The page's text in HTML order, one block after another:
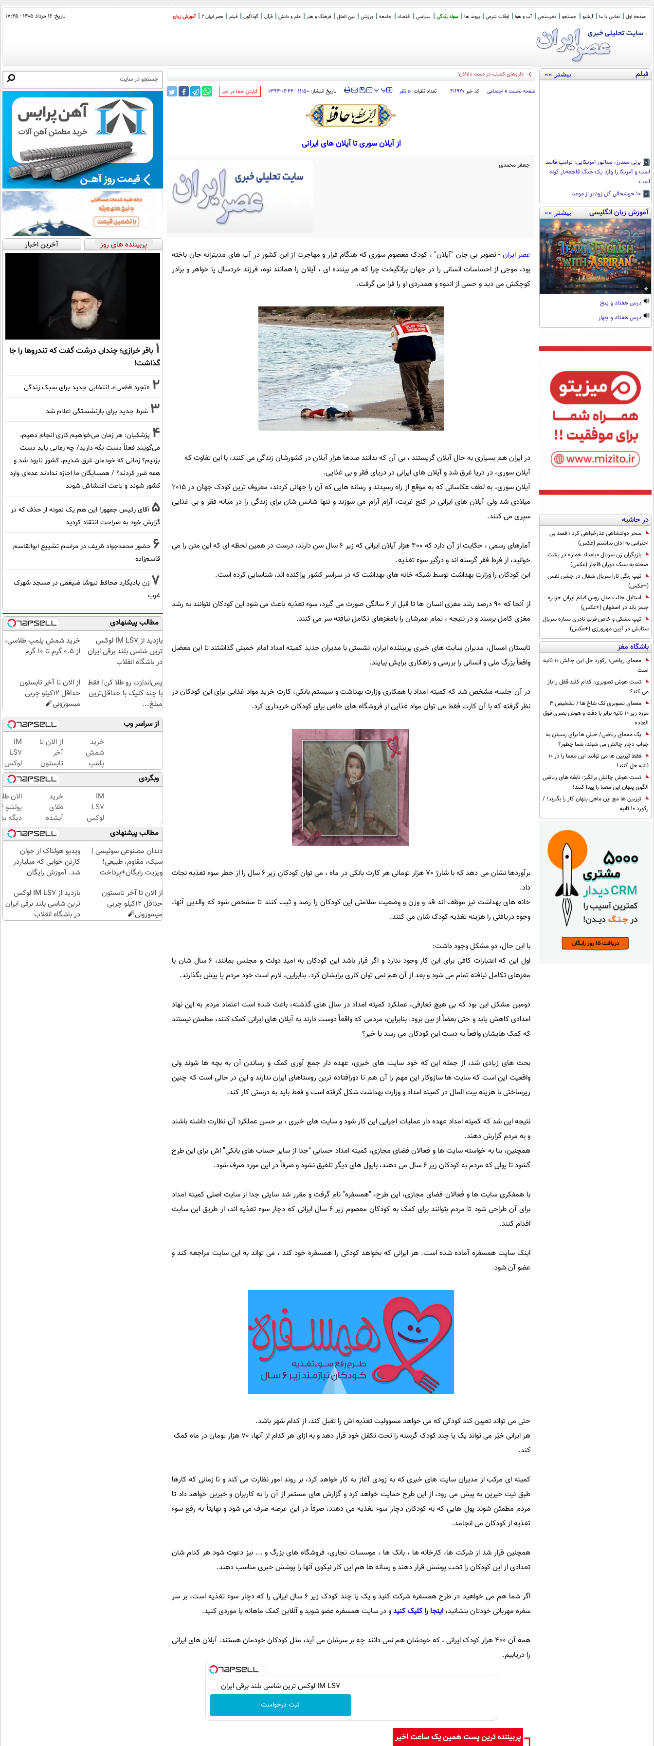
صفحه اول تماس با ما آرشیو جستجو نظرسنجی آب و هوا اوقات شرعی پیوند ها سواد زندگی سیاسی اقتصاد جامعه ورزشی بین الملل فرهنگ و هنر علم و دانش قرآن گوناگون فیلم عصر ایران 2 آموزش زبان تاریخ: ۱۶ مرداد ۱۴۰۵ - ۱۷:۴۵
فیلم بیشتر »»
برنی سندرز، سناتور آمریکایی: ترامپ فاسد
است و آمریکا را وارد یک جنگ فاجعه‌بار کرده
است
آموزش زبان انگلیسی بیشتر »»
درس هفتاد و پنج
درس هفتاد و چهار
در حاشیه
سحر دولتشاهی عذرخواهی کرد ؛ قصد بی
احترامی به اذان نداشتم (عکس)
بازیگران زن سریال «بامداد خمار» در پشت
صحنه به سبک دوران قاجار (عکس)
تیپ رنگی تارا سریال شغال در جشن نفس
(+عکس)
استایل جالب مدل روس فیلم ایرانی جزیره
جیمز باند در اصفهان (+عکس)
تیپ مشکی و خاص فریبا نادری ستاره سریال
ستایش در آیین مهرورزی (+عکس)
باشگاه مغز
معمای ریاضی؛ رکورد حل این چالش 10 ثانیه
است
تست هوش تصویری: کدام کلید قفل را باز
می کند؟
معمای تصویری تک شاخ ها / تشخیص 3
مورد زیر 10 ثانیه برابر با دقت و هوش بصری فوق
العاده
یک معمای ریاضی/ خیلی ها برای رسیدن به
جواب دچار چالش می شوند، شما چطور؟
فقط تیزبین ها می توانند این معما را در 10
ثانیه حل کنند!
تست هوش چالش برانگیز: نابغه های ریاضی
الگوی پنهان این معما را پیدا کنند!
تیزبین ها مچ این ماهی پنهان کار را بگیرند! /
رکورد 10 ثانیه
امضای توافق د_
صفحه نخست » اجتماعی کد خبر ۴۱۶۹۲۷ تعداد نظرات: ۵ نظر ‍‍‍ پپ تاریخ انتشار: ۱۱:۵۰ - ۲۲-۰۶-۱۳۹۴ ‌گزارش خطا در خبر
از آیلان سوری تا آیلان های ایرانی
جعفر محمدی
عصر ایران -تصویر بی جان "آیلان" ، کودک معصوم سوری که هنگام فرار و مهاجرت از این کشور در آب های مدیترانه جان باخته
بود، موجی از احساسات انسانی را در جهان برانگیخت چرا که هر بیننده ای ، آیلان را همانند نوه، فرزند خردسال یا خواهر و برادر
کوچکش می دید و حسی از اندوه و همدردی او را فرا می گرفت.
در ایران هم بسیاری به حال آیلان گریستند ، بی آن که بدانند صدها هزار آیلان در کشورشان زندگی می کنند، با این تفاوت که
آیلان سوری، در دریا غرق شد و آیلان های ایرانی در دریای فقر و بی غذایی.
آیلان سوری، به لطف عکاسانی که به موقع از راه رسیدند و رسانه هایی که آن را جهانی کردند، معروف ترین کودک جهان در 2015
میلادی شد ولی آیلان های ایرانی در کنج غربت، آرام آرام می سوزند و تنها شانس شان برای زندگی را در میانه فقر و بی غذایی
سپری می کنند.
آمارهای رسمی ، حکایت از آن دارد که 400 هزار آیلان ایرانی که زیر 6 سال سن دارند، درست در همین لحظه ای که این متن را می
خوانید، از فرط فقر گرسنه اند و درگیر سوء تغذیه.
این کودکان را وزارت بهداشت توسط شبکه خانه های بهداشت که در سراسر کشور پراکنده اند، شناسایی کرده است.
از آنجا که 90 درصد رشد مغزی انسان ها تا قبل از 6 سالگی صورت می گیرد، سوء تغذیه باعث می شود این کودکان نتوانند به رشد
مغزی کامل برسند و در نتیجه ، تمام عمرشان را بامغزهای تکامل نیافته سر می کنند.
تابستان امسال، مدیران سایت های خبری پربیننده ایران، نشستی با مدیران جدید کمیته امداد امام خمینی گذاشتند تا این معضل
واقعاً بزرگ ملی و انسانی را بررسی و راهکاری برایش بیایند.
در آن جلسه مشخص شد که کمیته امداد با همکاری وزارت بهداشت و سیستم بانکی، کارت خرید مواد غذایی برای این کودکان در
نظر گرفته که با آن کارت فقط می توان مواد غذایی از فروشگاه های خاص برای کودکان خریداری کرد.
برآوردها نشان می دهد که با شارژ 70 هزار تومانی هر کارت بانکی در ماه ، می توان کودکان زیر 6 سال را از خطر سوء تغذیه نجات
داد.
خانه های بهداشت نیز موظف اند قد و وزن و وضعیت سلامتی این کودکان را رصد و ثبت کنند تا مشخص شود که والدین آنها،
وجوه دریافتی را هزینه تغذیه کودک شان می کنند.
با این حال، دو مشکل وجود داشت:
اول این که اعتبارات کافی برای این کار وجود ندارد و اگر قرار باشد این کودکان به امید دولت و مجلس بمانند، 6 سال شان با
مغزهای تکامل نیافته تمام می شود و بعد از آن هم نمی توان کاری برایشان کرد. بنابراین، لازم است خود مردم پا پیش بگذارند.
دومین مشکل این بود که بی هیچ تعارفی، عملکرد کمیته امداد در سال های گذشته، باعث شده است اعتماد مردم به این نهاد
امدادی کاهش یابد و حتی بعضاً از بین برود. بنابراین، مردمی که واقعاً دوست دارند به آیلان های ایرانی کمک کنند، مطمئن نیستند
که کمک هایشان واقعاً به دست این کودکان می رسد یا خیر؟
بحث های زیادی شد، از جمله این که خود سایت های خبری، عهده دار جمع آوری کمک و رساندن آن به بچه ها شوند ولی
واقعیت این است که سایت ها سازوکار این مهم را آن هم تا دورافتاده ترین روستاهای ایران ندارند و این در حالی است که چنین
زیرساختی با هزینه بیت المال در کمیته امداد و وزارت بهداشت شکل گرفته است و فقط باید به درستی کار کند.
نتیجه این شد که کمیته امداد عهده دار عملیات اجرایی این کار شود و سایت های خبری ، بر حسن عملکرد آن نظارت داشته باشند
و به مردم گزارش دهند.
همچنین، بنا به خواسته سایت ها و فعالان فضای مجازی، کمیته امداد حسابی "جدا از سایر حساب های بانکی" اش برای این طرح
گشود تا پولی که مردم به کودکان زیر 6 سال می دهند، باپول های دیگر تلفیق نشود و صرفاً در این مورد صرف شود.
با همفکری سایت ها و فعالان فضای مجازی، این طرح، "همسفره" نام گرفت و مقرر شد سایتی جدا از سایت اصلی کمیته امداد
برای آن طراحی شود تا مردم بتوانند برای کمک به کودکان معصوم زیر 6 سال ایرانی که دچار سوء تغذیه اند، از طریق این سایت
اقدام کنند.
اینک سایت همسفره آماده شده است. هر ایرانی که بخواهد کودکی را همسفره خود کند ، می تواند به این سایت مراجعه کند و
عضو آن شود.
حتی می تواند تعیین کند کودکی که می خواهد مسوولیت تغذیه اش را تقبل کند، از کدام شهر باشد.
هر ایرانی خیّر می تواند یک یا چند کودک گرسنه را تحت تکفل خود قرار دهد و به ازای هر کدام از آنها، 70 هزار تومان در ماه کمک
کند.
کمیته ای مرکب از مدیران سایت های خبری که به زودی آغاز به کار خواهد کرد، بر روند امور نظارت می کند و تا زمانی که کارها
طبق نیت خیرین به پیش می رود، از این طرح حمایت خواهد کرد و گزارش های مستمر از آن را به کاربران و خیرین خواهد داد تا
مردم مطمئن شوند پول هایی که به کودکان دچار سوء تغذیه می دهند، صرفاً در این عرصه صرف می شود و نهایتاً به رفع سوء
تغذیه از کودکان می انجامد.
همچنین قرار شد از شرکت ها، کارخانه ها ، بانک ها ، موسسات تجاری، فروشگاه های بزرگ و ... نیز دعوت شود هر کدام شان
تعدادی از این کودکان را تحت پوشش قرار دهند و رسانه ها هم این کار نیکوی آنها را پوشش خبری مناسب دهند.
اگر شما هم می خواهید در طرح همسفره شرکت کنید و یک یا چند کودک زیر 6 سال ایرانی را که دچار سوء تغذیه است، بر سر
سفره مهربانی خودتان بنشانید، اینجا را کلیک کنیدو در سایت همسفره عضو شوید و آنلاین کمک ماهانه یا موردی کنید.
همه آن 400 هزار کودک ایرانی ، که خودشان هم نمی دانند چه بر سرشان می آید، مثل کودکان خودمان هستند. آیلان های ایرانی
را دریابیم.
IM LS7 لوکس ترین شاسی بلند برقی ایران
ثبت درخواست
پربیننده ترین پست همین یک ساعت اخیر
پربیننده های روز آخرین اخبار
1 باقر خرازی؛ چندان درشت گفت که تندروها را جا
گذاشت!
2 «تجرد قطعی»، انتخابی جدید برای سبک زندگی
3 شرط جدید برای بازنشستگی اعلام شد
4 پزشکیان: هر زمان می‌خواهیم کاری انجام دهیم،
می‌گویند فعلاً دست نگه دارید/ چه زمانی باید دست
بزنیم؟ زمانی که خودمان غرق شدیم، کشور نابود شد و
همه ضرر کردند؟ / همسایگان ما اجازه ندادند عده‌ای وارد
کشور شوند و باعث اغتشاش شوند
5 آقای رئیس جمهور! این هم یک نمونه از حذف که در
گزارش خود به صراحت انتقاد کردید
6 حضور محمدجواد ظریف در مراسم تشییع ابوالقاسم
قاسم‌زاده
7 زنِ بادیگارد محافظ نیوشا ضیغمی در مسجد شهرک
غرب
مطالب پیشنهادی
بازدید از IM LS7 لوکس
ترین شاسی بلند برقی ایران
در باشگاه انقلاب
خرید شمش پلمپ طلاسی،
از ۰.۵ گرم تا ۱۰ گرم
پس‌اندازت رو طلا کن! فقط
با چند کلیک با حداقل‌ترین
مبلغ...
از الان تا آخر تابستون
حداقل 12کیلو چربی
میسوزونی🧨
از سراسر وب
خرید
شمش
پلمپ
طلاسی،
از ۰.۵
گرم تا
۱۰ گرم
از الان تا
آخر
تابستون
حداقل
12کیلو
چربی
میسوزونی
🧨
IM
LS7
لوکس
ترین
شاسی
بلند
برقی
ایران
وبگردی
IM
LS7
لوکس
ترین
شاسی
بلند
برقی
ایران
خرید
طلای
آبشده
حتی با
۱۰۰هزارتومان
الان
دیگه
طلا با
بی‌بهره
مطالب پیشنهادی
دندان مصنوعی سوئیسی |
سبک، مقاوم، طبیعی!
ویزیت رایگان+پرداخت
ویدیو هولناک از جوان
کارتن خوابی که میلیاردر
شد. آموزش رایگان
از الان تا آخر تابستون
حداقل 12کیلو چربی
میسوزونی🧨
بازدید از IM LS7 لوکس
ترین شاسی بلند برقی ایران
در باشگاه انقلاب